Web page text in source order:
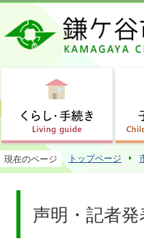
現在のページ トップページ
声明・記者発